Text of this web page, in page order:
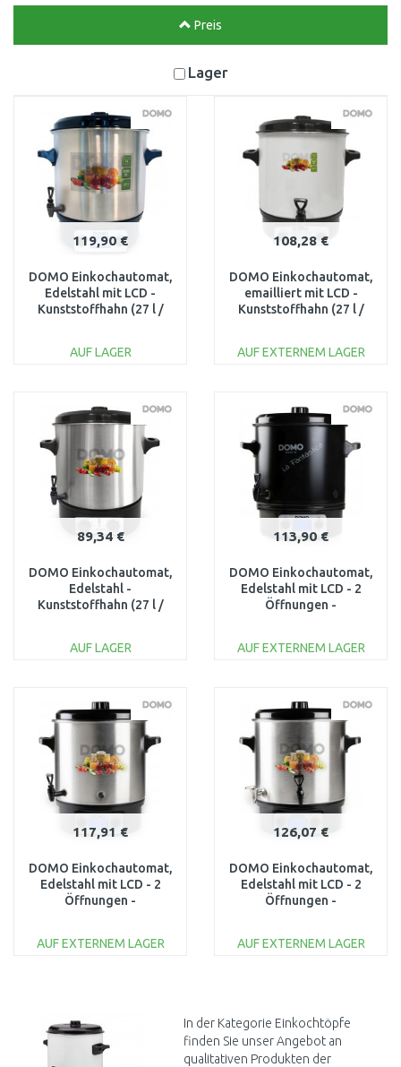
Preis
Lager
119,90 €
DOMO Einkochautomat,
Edelstahl mit LCD -
Kunststoffhahn (27 l /
AUF LAGER
Vergleichen
108,28 €
DOMO Einkochautomat,
emailliert mit LCD -
Kunststoffhahn (27 l /
AUF EXTERNEM LAGER
Vergleichen
89,34 €
DOMO Einkochautomat,
Edelstahl -
Kunststoffhahn (27 l /
AUF LAGER
Vergleichen
113,90 €
DOMO Einkochautomat,
Edelstahl mit LCD - 2
Öffnungen -
AUF EXTERNEM LAGER
Vergleichen
117,91 €
DOMO Einkochautomat,
Edelstahl mit LCD - 2
Öffnungen -
AUF EXTERNEM LAGER
126,07 €
DOMO Einkochautomat,
Edelstahl mit LCD - 2
Öffnungen -
DO42329PC
AUF EXTERNEM LAGER
Vergleichen
In der Kategorie Einkochtöpfe
finden Sie unser Angebot an
qualitativen Produkten der